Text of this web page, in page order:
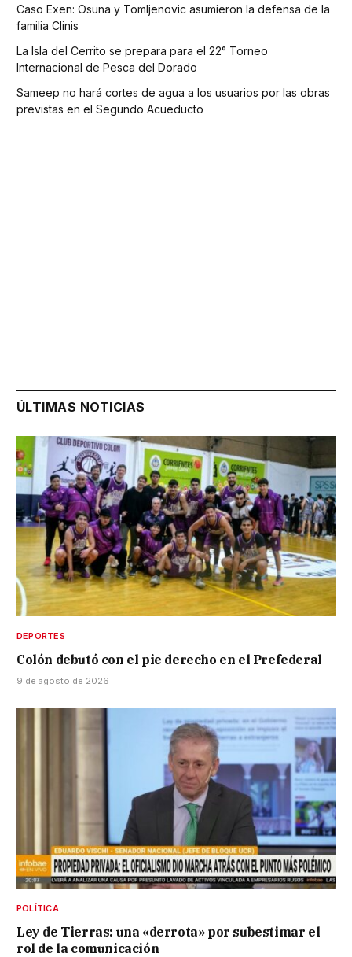
Caso Exen: Osuna y Tomljenovic asumieron la defensa de la
familia Clinis
La Isla del Cerrito se prepara para el 22° Torneo
Internacional de Pesca del Dorado
Sameep no hará cortes de agua a los usuarios por las obras
previstas en el Segundo Acueducto
ÚLTIMAS NOTICIAS
DEPORTES
Colón debutó con el pie derecho en el Prefederal
9 de agosto de 2026
POLÍTICA
Ley de Tierras: una «derrota» por subestimar el
rol de la comunicación